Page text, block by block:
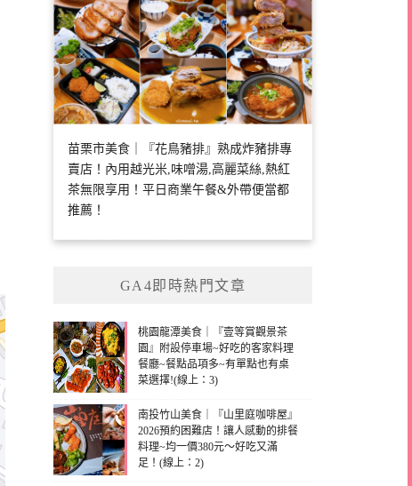
苗栗市美食｜『花鳥豬排』熟成炸豬排專
賣店！內用越光米,味噌湯,高麗菜絲,熱紅
茶無限享用！平日商業午餐&外帶便當都
推薦！
GA4即時熱門文章
桃園龍潭美食｜『壹等賞觀景茶
園』附設停車場~好吃的客家料理
餐廳~餐點品項多~有單點也有桌
菜選擇!(線上：3)
南投竹山美食｜『山里庭咖啡屋』
2026預約困難店！讓人感動的排餐
料理~均一價380元～好吃又滿
足！(線上：2)